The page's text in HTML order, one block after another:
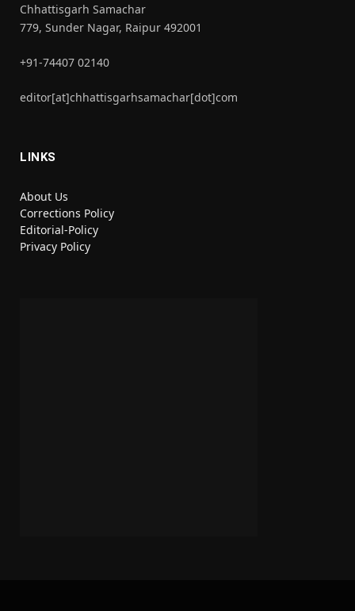
Chhattisgarh Samachar
779, Sunder Nagar, Raipur 492001
+91-74407 02140
editor[at]chhattisgarhsamachar[dot]com
LINKS
About Us
Corrections Policy
Editorial-Policy
Privacy Policy